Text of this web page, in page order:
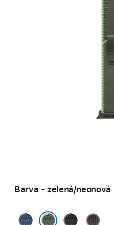
Barva - zelená/neonová
modrá
černá/uhlová
černá/